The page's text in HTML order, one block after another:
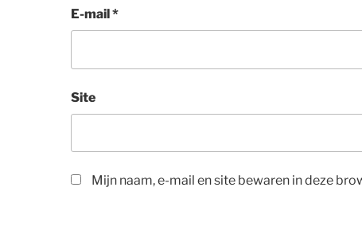
E-mail *
Site
Mijn naam, e-mail en site bewaren in deze